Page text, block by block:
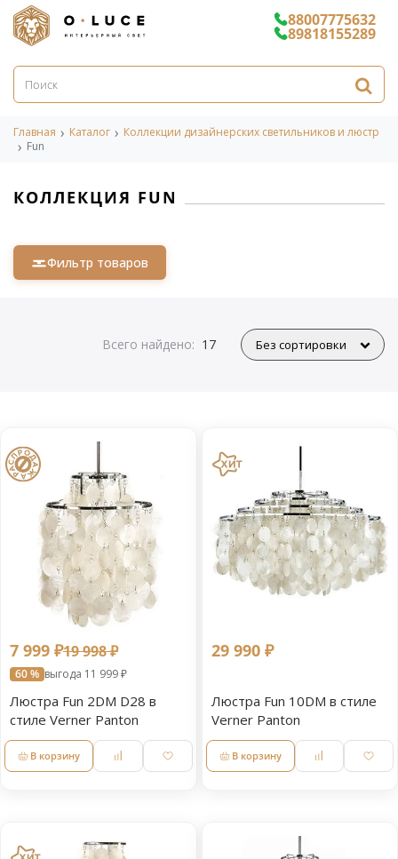
88007775632
89818155289
Главная Каталог
Коллекции дизайнерских светильников и люстр
Fun
КОЛЛЕКЦИЯ FUN
Фильтр товаров
Всего найдено: 17
7 999 ₽19 998 ₽
60 % выгода 11 999 ₽
Люстра Fun 2DM D28 в
стиле Verner Panton
В корзину
29 990 ₽
Люстра Fun 10DM в стиле
Verner Panton
В корзину